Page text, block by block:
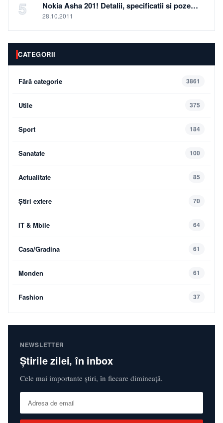
5 Nokia Asha 201! Detalii, specificatii si poze…
28.10.2011
CATEGORII
Fără categorie 3861
Utile 375
Sport 184
Sanatate 100
Actualitate 85
Știri extere 70
IT & Mbile 64
Casa/Gradina 61
Monden 61
Fashion 37
NEWSLETTER
Știrile zilei, în inbox
Cele mai importante știri, în fiecare dimineață.